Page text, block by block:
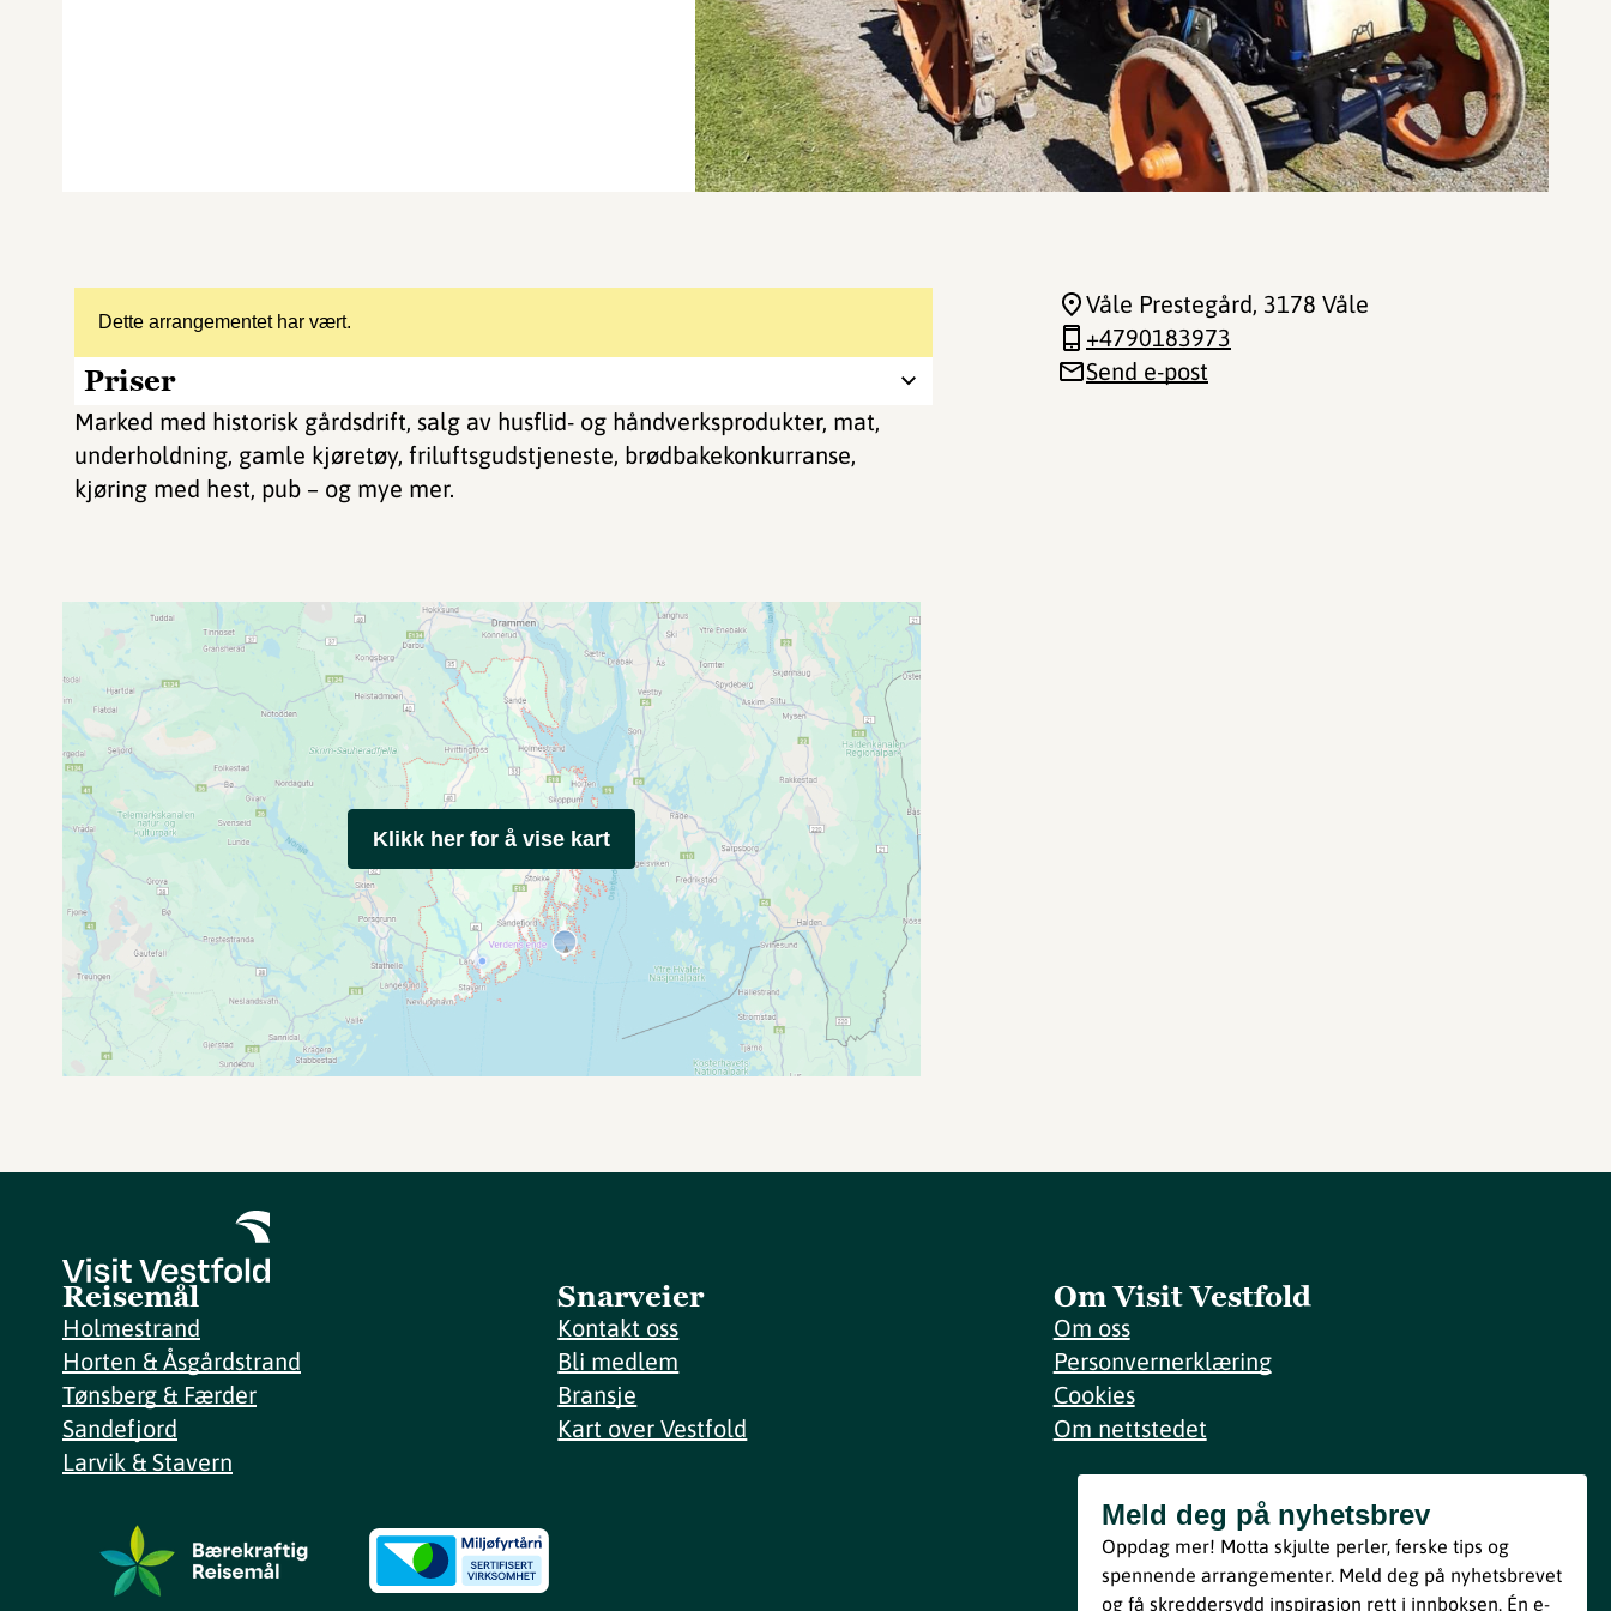
Dette arrangementet har vært.
Priser
Marked med historisk gårdsdrift, salg av husflid- og håndverksprodukter, mat,
underholdning, gamle kjøretøy, friluftsgudstjeneste, brødbakekonkurranse,
kjøring med hest, pub – og mye mer.
Våle Prestegård, 3178 Våle
+4790183973
Send e-post
Klikk her for å vise kart
Reisemål
Holmestrand
Horten & Åsgårdstrand
Tønsberg & Færder
Sandefjord
Larvik & Stavern
Snarveier
Kontakt oss
Bli medlem
Bransje
Kart over Vestfold
Om Visit Vestfold
Om oss
Personvernerklæring
Cookies
Om nettstedet
Meld deg på nyhetsbrev
Bli med
Meld deg på nyhetsbrev
Oppdag mer! Motta skjulte perler, ferske tips og
spennende arrangementer. Meld deg på nyhetsbrevet
og få skreddersydd inspirasjon rett i innboksen. Én e-